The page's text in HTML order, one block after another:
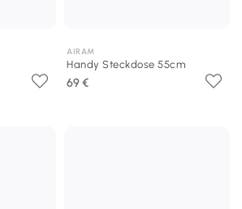
AIRAM
Handy Steckdose 55cm
69 €